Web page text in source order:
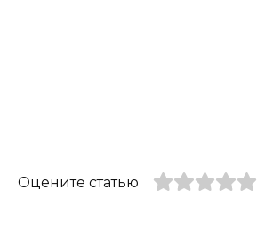
Оцените статью